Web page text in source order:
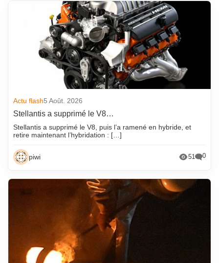
Actu flash5 Août. 2026
Stellantis a supprimé le V8…
Stellantis a supprimé le V8, puis l’a ramené en hybride, et
retire maintenant l’hybridation : […]
piwi 51 0